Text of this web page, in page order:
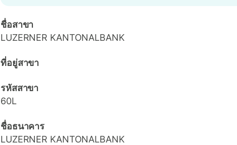
ชื่อสาขา
LUZERNER KANTONALBANK
ที่อยู่สาขา
รหัสสาขา
60L
ชื่อธนาคาร
LUZERNER KANTONALBANK